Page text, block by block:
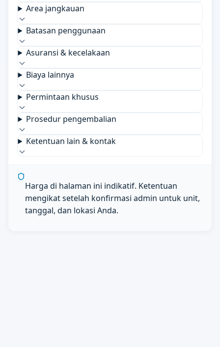
Area jangkauan
Batasan penggunaan
Asuransi & kecelakaan
Biaya lainnya
Permintaan khusus
Prosedur pengembalian
Ketentuan lain & kontak
Harga di halaman ini indikatif. Ketentuan
mengikat setelah konfirmasi admin untuk unit,
tanggal, dan lokasi Anda.